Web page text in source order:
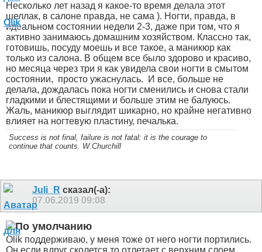
Несколько лет назад я какое-то время делала этот
шеллак, в салоне правда, не сама ). Ногти, правда, в
идеальном состоянии недели 2-3, даже при том, что я
активно занимаюсь домашним хозяйством. Классно так,
готовишь, посуду моешь и все такое, а маникюр как
только из салона. В общем все было здорово и красиво,
но месяца через три я как увидела свои ногти в смытом
состоянии, просто ужаснулась.
И все, больше не
делала, дождалась пока ногти сменились и снова стали
гладкими и блестящими и больше этим не балуюсь.
Жаль, маникюр выглядит шикарно, но крайне негативно
влияет на ногтевую пластину, печалька.
Success is not final, failure is not fatal: it is the courage to
continue that counts. W.Churchill
Juli_R сказал(-а):
07.06.2019 09:08
Olik поддерживаю, у меня тоже от него ногти портились.